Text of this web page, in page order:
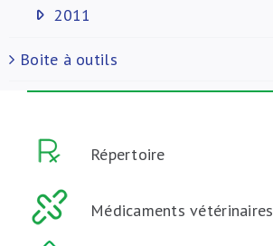
2011
Boite à outils
Répertoire
Médicaments vétérinaires